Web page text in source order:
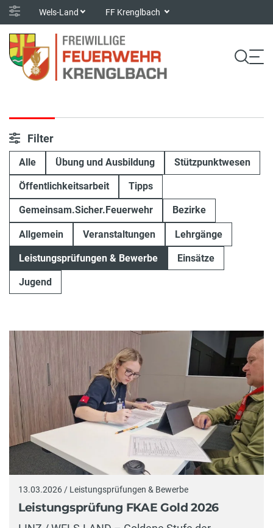
Wels-Land FF Krenglbach
Filter
Alle Übung und Ausbildung Stützpunktwesen
Öffentlichkeitsarbeit Tipps
Gemeinsam.Sicher.Feuerwehr Bezirke
Allgemein Veranstaltungen Lehrgänge
Leistungsprüfungen & Bewerbe Einsätze
Jugend
13.03.2026 / Leistungsprüfungen & Bewerbe
Leistungsprüfung FKAE Gold 2026